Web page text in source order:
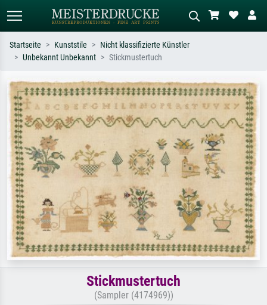
Suchen Sie nach Künstlern, Werktiteln
oder Stilen – z.B. Monet,
Sternennacht, Impressionismus, Welle
Hokusai, Akt.
Beschreiben Sie die Szene – z.B. Grüne
Wiese, Abstrakt mit viel Rot, Dunkles
Ölgemälde, Stehender Akt neben einem
Baum.
Startseite Kunststile
Nicht klassifizierte Künstler
Unbekannt Unbekannt
Stickmustertuch
Stickmustertuch
(Sampler (4174969))